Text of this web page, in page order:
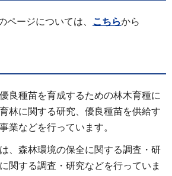
ージについては、 こちらから
良種苗を育成するための林木育種に
林に関する研究、優良種苗を供給す
業などを行っています。
、森林環境の保全に関する調査・研
関する調査・研究などを行っていま